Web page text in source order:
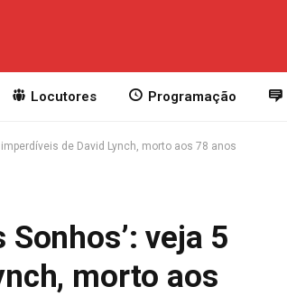
Locutores Programação
imperdíveis de David Lynch, morto aos 78 anos
Sonhos’: veja 5
morto aos